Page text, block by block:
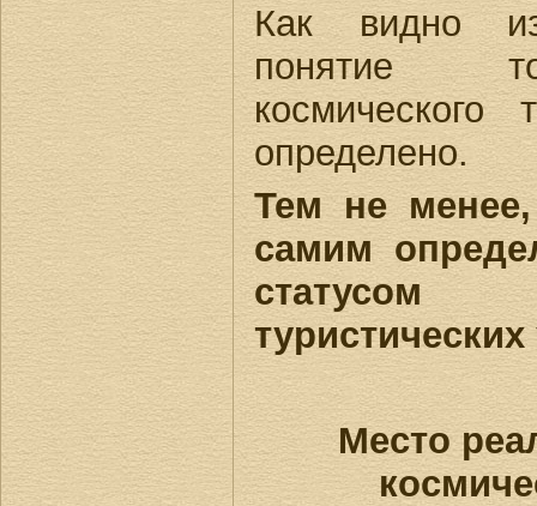
Как видно
понятие
определено.
Тем не
самим
туристических
Место